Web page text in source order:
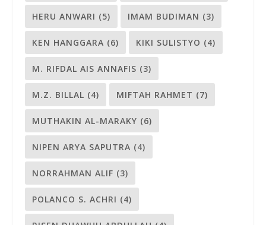
HERU ANWARI (5) IMAM BUDIMAN (3)
KEN HANGGARA (6) KIKI SULISTYO (4)
M. RIFDAL AIS ANNAFIS (3)
M.Z. BILLAL (4) MIFTAH RAHMET (7)
MUTHAKIN AL-MARAKY (6)
NIPEN ARYA SAPUTRA (4)
NORRAHMAN ALIF (3)
POLANCO S. ACHRI (4)